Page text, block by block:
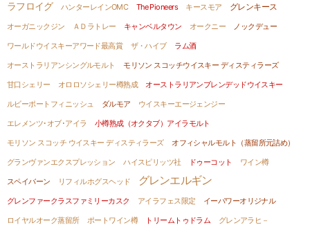
ラフロイグ ハンターレインOMC The Pioneers キースモア グレンキース
オーガニックジン ＡＤラトレー キャンベルタウン オークニー
ノックデュー
ワールドウイスキーアワード最高賞
ザ・ハイブ
ラム酒
オーストラリアンシングルモルト
モリソン スコッチウイスキー ディスティラーズ
甘口シェリー
オロロソシェリー樽熟成
オーストラリアンブレンデッドウイスキー
ルビーポートフィニッシュ
ダルモア
ウイスキーエージェンジー
エレメンツ･オブ･アイラ
小樽熟成（オクタブ）アイラモルト
モリソン スコッチ ウイスキー ディスティラーズ
オフィシャルモルト（蒸留所元詰め）
グランヴァンエクスプレッション
ハイスピリッツ社 ドゥーコット
ワイン樽
スペイバーン
リフィルホグスヘッド グレンエルギン
グレンファークラスファミリーカスク アイラフェス限定
イーパワーオリジナル
ロイヤルオーク蒸留所
ポートワイン樽 トリームトゥドラム
グレンアラヒ－